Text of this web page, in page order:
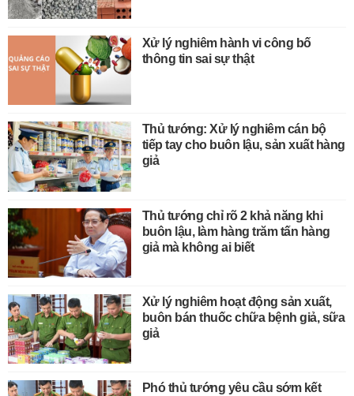
Xử lý nghiêm hành vi công bố
thông tin sai sự thật
Thủ tướng: Xử lý nghiêm cán bộ
tiếp tay cho buôn lậu, sản xuất hàng
giả
Thủ tướng chỉ rõ 2 khả năng khi
buôn lậu, làm hàng trăm tấn hàng
giả mà không ai biết
Xử lý nghiêm hoạt động sản xuất,
buôn bán thuốc chữa bệnh giả, sữa
giả
Phó thủ tướng yêu cầu sớm kết